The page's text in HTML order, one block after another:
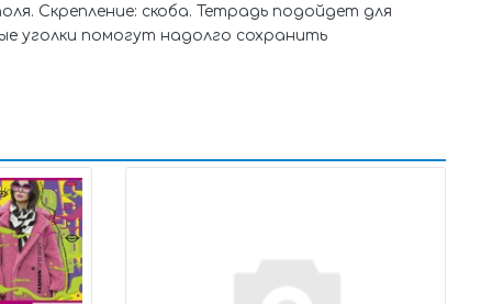
Скрепление: скоба. Тетрадь подойдет для
уголки помогут надолго сохранить